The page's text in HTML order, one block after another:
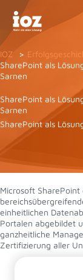
Inhalt
springen
IOZ
SharePoint als
Sarnen
SharePoint als
Sarnen
SharePoint als
Microsoft
einheitlichen
Portalen abgebildet
ganzheitliche
Zertifizierung aller